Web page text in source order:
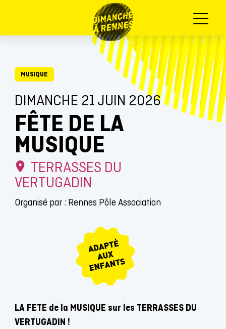
Menu
MUSIQUE
DIMANCHE 21 JUIN 2026
FÊTE DE LA
MUSIQUE
TERRASSES DU
VERTUGADIN
Organisé par : Rennes Pôle Association
LA FETE de la MUSIQUE sur les TERRASSES DU
VERTUGADIN !